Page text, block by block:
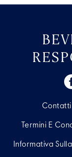
Contatti
Termini E
Informativa